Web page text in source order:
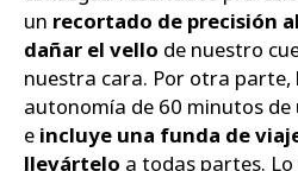
un recortado de precisión
dañar el vello de nuestro
nuestra cara. Por otra
autonomía de 60 minutos de
e incluye una funda de
llevártelo a todas partes.